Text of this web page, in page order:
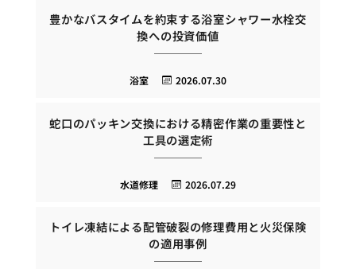
豊かなバスタイムを約束する浴室シャワー水栓交
換への投資価値
2026.07.30
浴室
蛇口のパッキン交換における精密作業の重要性と
工具の選定術
2026.07.29
水道修理
トイレ凍結による配管破裂の修理費用と火災保険
の適用事例